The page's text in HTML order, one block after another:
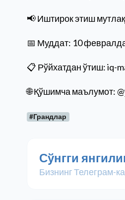
📢 Иштирок этиш
📅 Муддат: 10
📋 Рўйхатдан ўтиш: iq-
🌐 Қўшимча маълумот:
#Грандлар
Сўнгги
Бизнинг Телеграм-